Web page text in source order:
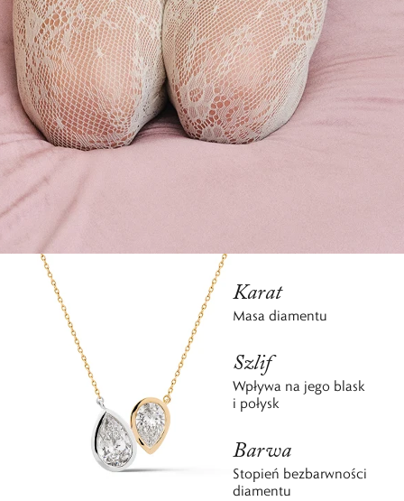
Karat
Masa diamentu
Szlif
Wpływa na jego blask
i połysk
Barwa
Stopień bezbarwności
diamentu